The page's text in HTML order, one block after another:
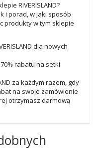
RIVERISLAND?
i porad, w jaki sposób
produkty w tym sklepie
dla nowych
rabatu na setki
za każdym razem, gdy
na swoje zamówienie
otrzymasz darmową